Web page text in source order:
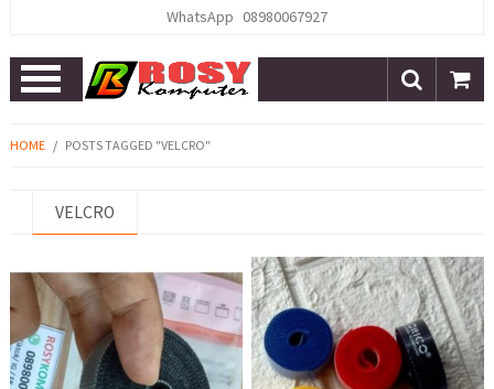
WhatsApp 08980067927
Open
Menu
HOME / POSTS TAGGED "VELCRO"
VELCRO